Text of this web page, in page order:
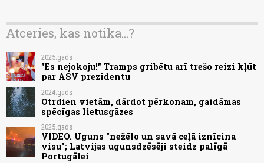
Atceries, kas notika...?
2025.gads
"Es nejokoju!" Tramps gribētu arī trešo reizi kļūt
par ASV prezidentu
2024.gads
Otrdien vietām, dārdot pērkonam, gaidāmas
spēcīgas lietusgāzes
2025.gads
VIDEO. Uguns "nežēlo un savā ceļā iznīcina
visu"; Latvijas ugunsdzēsēji steidz palīgā
Portugālei